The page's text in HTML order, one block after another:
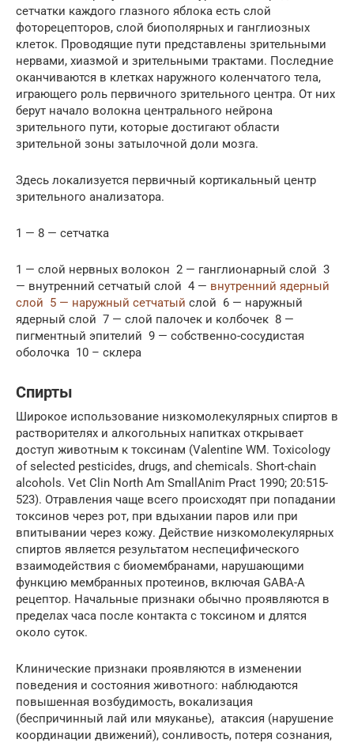
сетчатки каждого глазного яблока есть слой
фоторецепторов, слой биополярных и ганглиозных
клеток. Проводящие пути представлены зрительными
нервами, хиазмой и зрительными трактами. Последние
оканчиваются в клетках наружного коленчатого тела,
играющего роль первичного зрительного центра. От них
берут начало волокна центрального нейрона
зрительного пути, которые достигают области
зрительной зоны затылочной доли мозга.
Здесь локализуется первичный кортикальный центр
зрительного анализатора.
1 — 8 — сетчатка
1 — слой нервных волокон 2 — ганглионарный слой 3
— внутренний сетчатый слой 4 — внутренний ядерный
слой 5 — наружный сетчатый слой 6 — наружный
ядерный слой 7 — слой палочек и колбочек 8 —
пигментный эпителий 9 — собственно-сосудистая
оболочка 10 – склера
Спирты
Широкое использование низкомолекулярных спиртов в
растворителях и алкогольных напитках открывает
доступ животным к токсинам (Valentine WM. Toxicology
of selected pesticides, drugs, and chemicals. Short-chain
alcohols. Vet Clin North Am SmallAnim Pract 1990; 20:515-
523). Отравления чаще всего происходят при попадании
токсинов через рот, при вдыхании паров или при
впитывании через кожу. Действие низкомолекулярных
спиртов является результатом неспецифического
взаимодействия с биомембранами, нарушающими
функцию мембранных протеинов, включая GABA-A
рецептор. Начальные признаки обычно проявляются в
пределах часа после контакта с токсином и длятся
около суток.
Клинические признаки проявляются в изменении
поведения и состояния животного: наблюдаются
повышенная возбудимость, вокализация
(беспричинный лай или мяуканье), атаксия (нарушение
координации движений), сонливость, потеря сознания,